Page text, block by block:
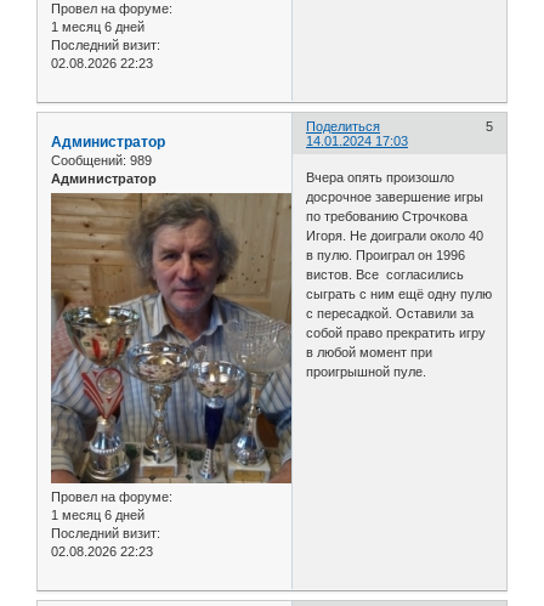
Провел на форуме:
1 месяц 6 дней
Последний визит:
02.08.2026 22:23
Поделиться
5
14.01.2024 17:03
Администратор
Сообщений: 989
Администратор
Провел на форуме:
1 месяц 6 дней
Последний визит:
02.08.2026 22:23
Вчера опять произошло
досрочное завершение игры
по требованию Строчкова
Игоря. Не доиграли около 40
в пулю. Проиграл он 1996
вистов. Все согласились
сыграть с ним ещё одну пулю
с пересадкой. Оставили за
собой право прекратить игру
в любой момент при
проигрышной пуле.